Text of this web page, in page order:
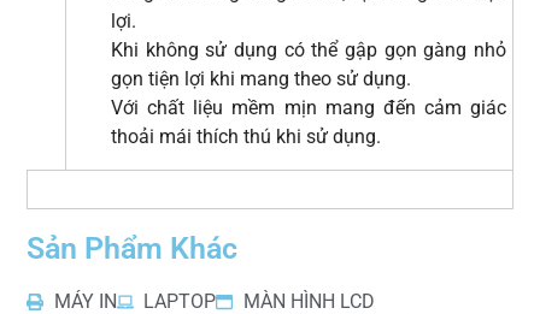
lợi.
Khi không sử dụng có thể gập gọn gàng nhỏ
gọn tiện lợi khi mang theo sử dụng.
Với chất liệu mềm mịn mang đến cảm giác
thoải mái thích thú khi sử dụng.
Sản Phẩm Khác
MÁY IN LAPTOP
MÀN HÌNH LCD